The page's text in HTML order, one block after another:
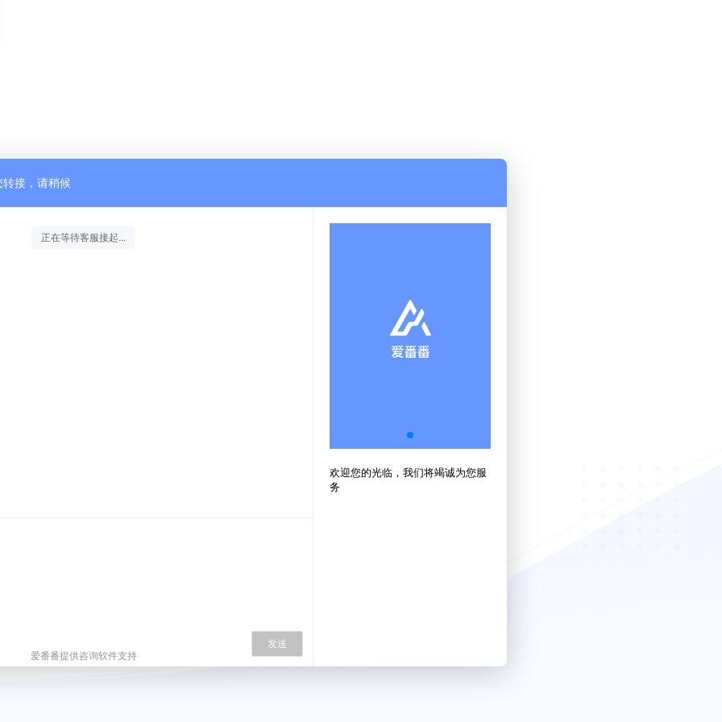
接，请稍候
正在等待客服接起...
发送
欢迎您的光临，我们将竭诚为您服
务